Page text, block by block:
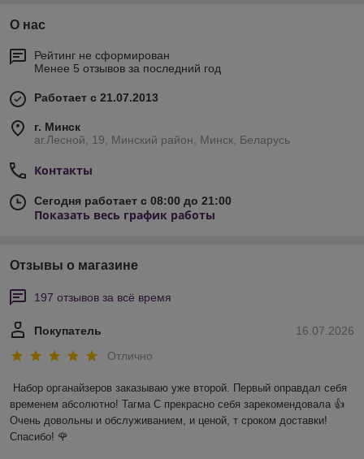
О нас
Рейтинг не сформирован
Менее 5 отзывов за последний год
Работает с 21.07.2013
г. Минск
аг.Лесной, 19, Минский район, Минск, Беларусь
Контакты
Сегодня работает с 08:00 до 21:00
Показать весь график работы
Отзывы о магазине
197 отзывов за всё время
16.07.2026
Покупатель
Отлично
Набор органайзеров заказываю уже второй. Первый оправдал себя
временем абсолютно! Тагма С прекрасно себя зарекомендовала 👍
Очень довольны и обслуживанием, и ценой, т сроком доставки!
Спасибо! 🌹